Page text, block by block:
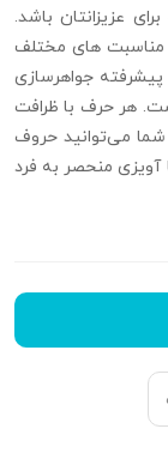
عزیزانتان باشد.
مناسبت‌ های مختلف
پیشرفته جواهرسازی
هر حرف با ظرافت
شما می‌توانید حروف
آویزی منحصر به فرد